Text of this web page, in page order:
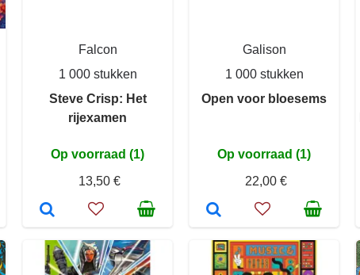
Falcon
1 000 stukken
Steve Crisp: Het
rijexamen
Op voorraad (1)
13,50 €
Galison
1 000 stukken
Open voor bloesems
Op voorraad (1)
22,00 €